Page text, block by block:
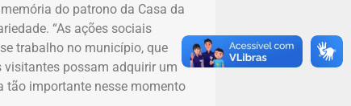
do patrono da Casa da
“As ações sociais
trabalho no município, que
visitantes possam adquirir um
tão importante nesse momento